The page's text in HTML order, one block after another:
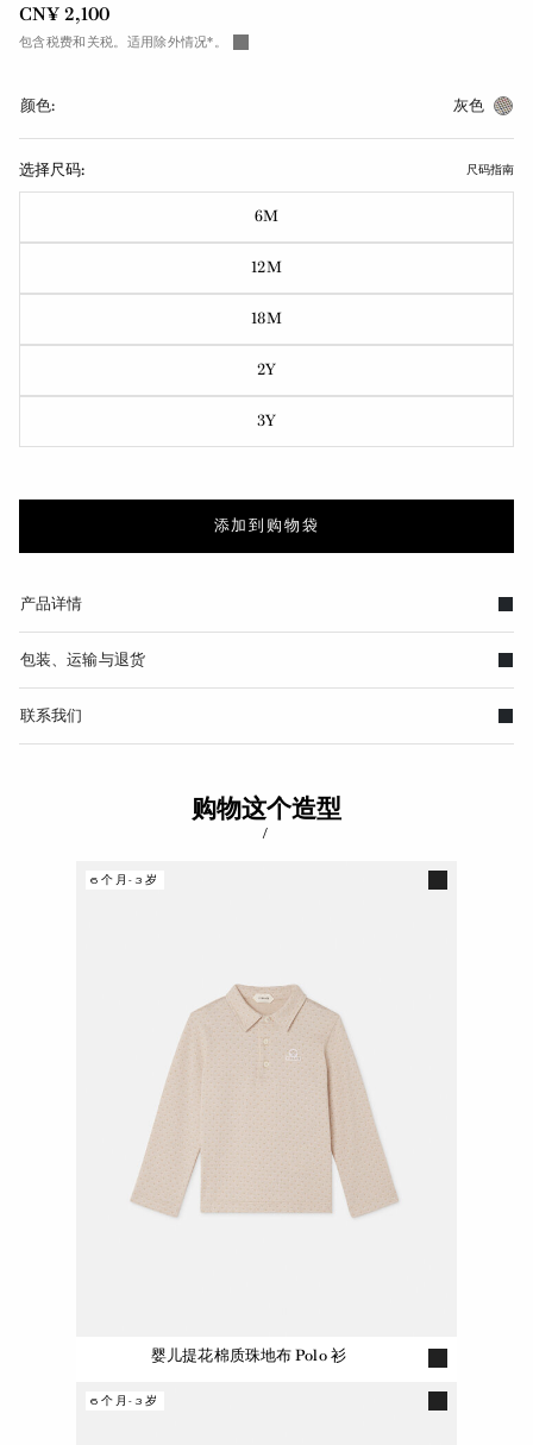
CN¥ 2,100
包含税费和关税。适用除外情况*。
颜色: 灰色
选择尺码: 尺码指南
6M
12M
18M
2Y
3Y
添加到购物袋
产品详情
包装、运输与退货
联系我们
购物这个造型
/
婴儿提花棉质珠地布 Polo 衫
6个月-3岁
6个月-3岁